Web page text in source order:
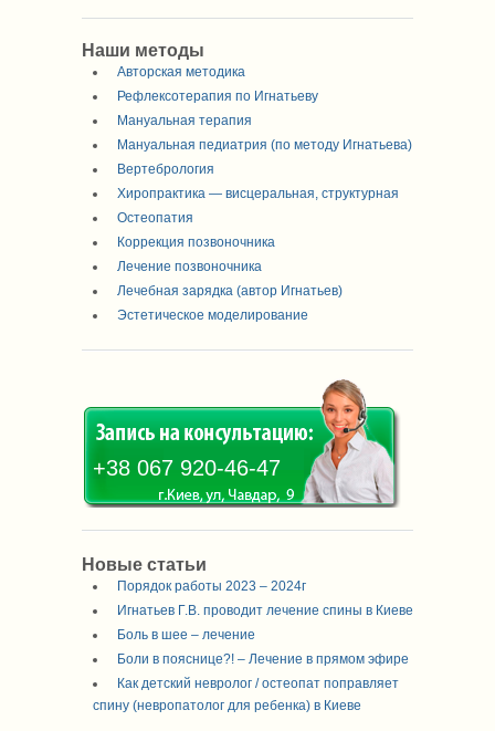
Наши методы
Авторская методика
Рефлексотерапия по Игнатьеву
Мануальная терапия
Мануальная педиатрия (по методу Игнатьева)
Вертебрология
Хиропрактика — висцеральная, структурная
Остеопатия
Коррекция позвоночника
Лечение позвоночника
Лечебная зарядка (автор Игнатьев)
Эстетическое моделирование
+38 067 920-46-47
Новые статьи
Порядок работы 2023 – 2024г
Игнатьев Г.В. проводит лечение спины в Киеве
Боль в шее – лечение
Боли в пояснице?! – Лечение в прямом эфире
Как детский невролог / остеопат поправляет
спину (невропатолог для ребенка) в Киеве